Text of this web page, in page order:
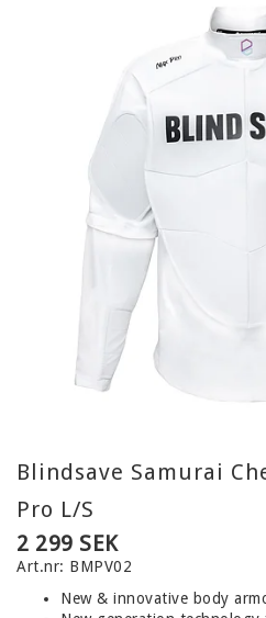
TILLBEHÖR
INNEBANDYCOACH
HEMMATRÄNING
BOLLAR
SKOLA/NYBÖRJARE
Blindsave Samurai
Pro L/S
2 299 SEK
Art.nr: BMPV02
New & innovative body